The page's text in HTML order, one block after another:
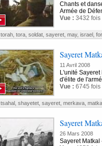
Chants et
Armée de
Vue : 3432 fois
torah, tora, soldat, sayeret, may, israel,
Sayeret
11 Avril 2008
L'unité
d'élite de
Vue : 6745 fois
tsahal, shayetet, sayeret, merkava,
Sayeret
26 Mars 2008
Sayeret